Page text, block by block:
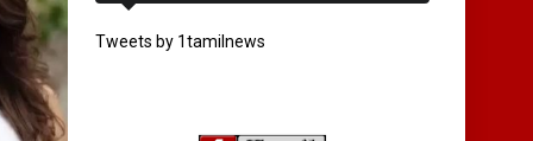
Tweets by 1tamilnews